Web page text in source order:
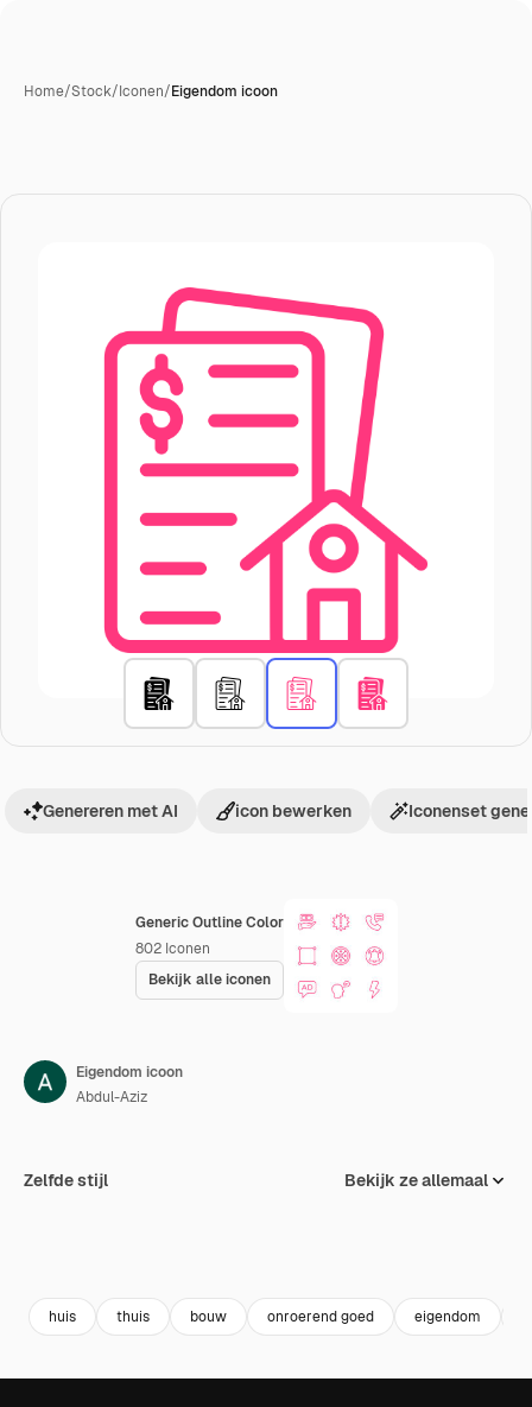
Home/Stock/Iconen/Eigendom icoon
Generic Outline Color
802 Iconen
Bekijk alle iconen
Genereren met AI icon bewerken Iconenset
Eigendom icoon
Abdul-Aziz
Zelfde stijl Bekijk ze allemaal
huis thuis bouw onroerend goed eigendom